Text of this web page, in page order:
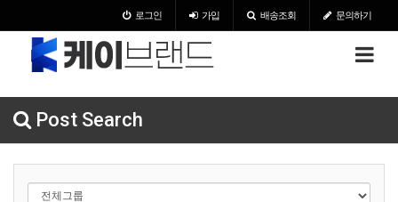
로그인 가입 배송조회 문의하기
Post Search